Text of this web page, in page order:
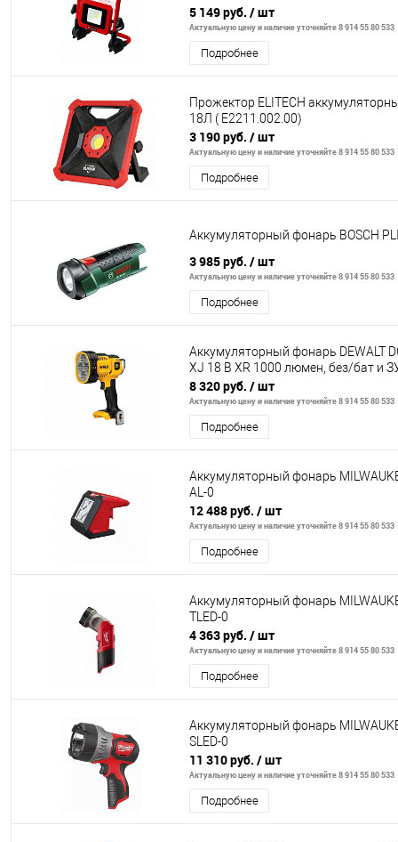
5 149 руб. / шт
Актуальную цену и наличие уточняйте 8 914 55 80 533
Подробнее
Прожектор ELITECH
18Л ( E2211.002.00)
3 190 руб. / шт
Актуальную цену и наличие уточняйте 8 914 55 80 533
Подробнее
Аккумуляторный фонарь BOSCH
3 985 руб. / шт
Актуальную цену и наличие уточняйте 8 914 55 80 533
Подробнее
Аккумуляторный фонарь DEWALT
XJ 18 В XR 1000 люмен, без/бат и
8 320 руб. / шт
Актуальную цену и наличие уточняйте 8 914 55 80 533
Подробнее
Аккумуляторный фонарь
AL-0
12 488 руб. / шт
Актуальную цену и наличие уточняйте 8 914 55 80 533
Подробнее
Аккумуляторный фонарь
TLED-0
4 363 руб. / шт
Актуальную цену и наличие уточняйте 8 914 55 80 533
Подробнее
Аккумуляторный фонарь
SLED-0
11 310 руб. / шт
Актуальную цену и наличие уточняйте 8 914 55 80 533
Подробнее